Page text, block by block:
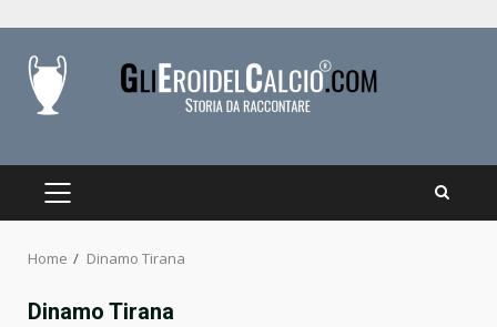
content
PRIMARY
Home Dinamo Tirana
Dinamo Tirana